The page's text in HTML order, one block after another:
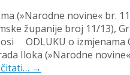
(»Narodne novine« br.
županije broj 11/13),
ODLUKU o
Iloka (»Narodne
→